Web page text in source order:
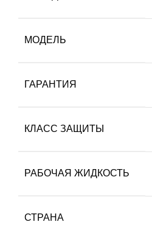
МОДЕЛЬ
ГАРАНТИЯ
КЛАСС ЗАЩИТЫ
РАБОЧАЯ ЖИДКОСТЬ
СТРАНА